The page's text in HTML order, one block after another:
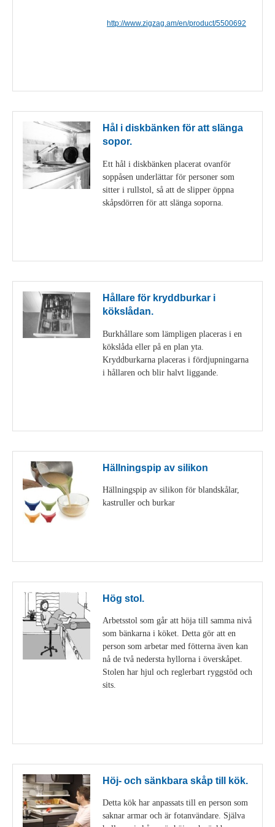
http://www.zigzag.am/en/product/5500692
Hål i diskbänken för att slänga
sopor.
Ett hål i diskbänken placerat ovanför
soppåsen underlättar för personer som
sitter i rullstol, så att de slipper öppna
skåpsdörren för att slänga soporna.
Hållare för kryddburkar i
kökslådan.
Burkhållare som lämpligen placeras i en
kökslåda eller på en plan yta.
Kryddburkarna placeras i fördjupningarna
i hållaren och blir halvt liggande.
Hällningspip av silikon
Hällningspip av silikon för blandskålar,
kastruller och burkar
Hög stol.
Arbetsstol som går att höja till samma nivå
som bänkarna i köket. Detta gör att en
person som arbetar med fötterna även kan
nå de två nedersta hyllorna i överskåpet.
Stolen har hjul och reglerbart ryggstöd och
sits.
Höj- och sänkbara skåp till kök.
Detta kök har anpassats till en person som
saknar armar och är fotanvändare. Själva